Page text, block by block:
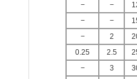
−
−
−
−
−
2
0.25
2.5
−
3